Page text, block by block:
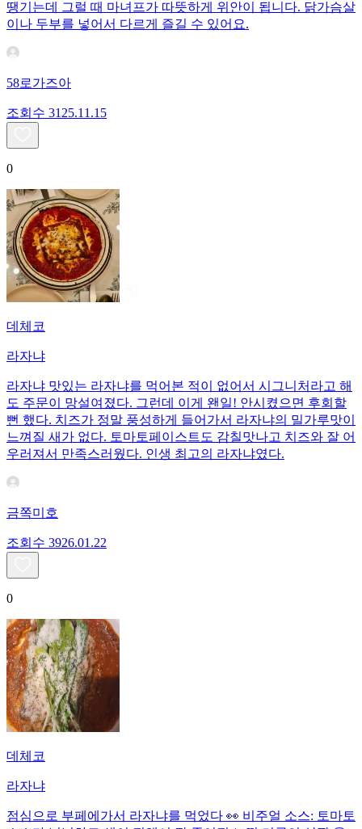
땡기는데 그럴 때 마녀프가 따뜻하게 위안이 됩니다. 닭가슴살
이나 두부를 넣어서 다르게 즐길 수 있어요.
58로가즈아
조회수 31 25.11.15
0
데체코
라자냐
라자냐 맛있는 라자냐를 먹어본 적이 없어서 시그니처라고 해
도 주문이 망설여졌다. 그런데 이게 왠일! 안시켰으면 후회할
뻔 했다. 치즈가 정말 풍성하게 들어가서 라자냐의 밀가루맛이
느껴질 새가 없다. 토마토페이스트도 감칠맛나고 치즈와 잘 어
우러져서 만족스러웠다. 인생 최고의 라자냐였다.
금쪽미호
조회수 3926.01.22
0
데체코
라자냐
점심으로 부페에가서 라자냐를 먹었다 👀 비주얼 소스: 토마토